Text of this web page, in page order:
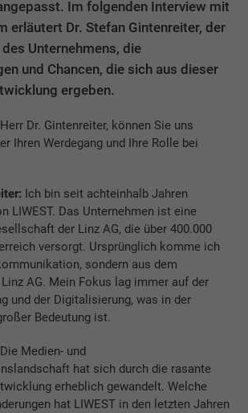
Im folgenden Interview mit
erläutert Dr. Stefan Gintenreiter, der
Unternehmens, die
und Chancen, die sich aus dieser
ergeben.
Herr Dr. Gintenreiter, können Sie uns
Ihren Werdegang und Ihre Rolle bei
Ich bin seit achteinhalb Jahren
LIWEST. Das Unternehmen ist eine
der Linz AG, die über 400.000
versorgt. Ursprünglich komme ich
sondern aus dem
AG. Mein Fokus lag immer auf der
und der Digitalisierung, was in der
Bedeutung ist.
Die Medien- und
hat sich durch die rasante
erheblich gewandelt. Welche
hat LIWEST in den letzten Jahren